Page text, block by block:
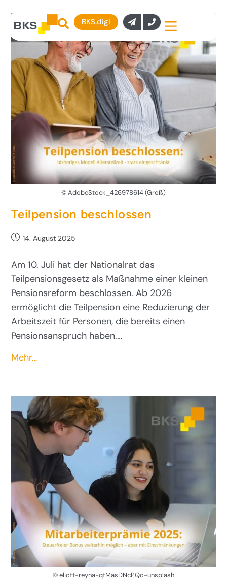
BKS.digi
© AdobeStock_426978614 (Groß)
Teilpension beschlossen
14. August 2025
Am 10. Juli hat der Nationalrat das
Teilpensionsgesetz als Maßnahme einer kleinen
Pensionsreform beschlossen. Ab 2026
ermöglicht die Teilpension eine Reduzierung der
Arbeitszeit für Personen, die bereits einen
Pensionsanspruch haben.…
Mehr…
© eliott-reyna-qtMasDNcPQo-unsplash